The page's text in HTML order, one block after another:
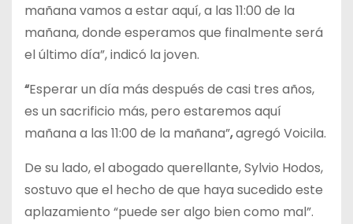
mañana vamos a estar aquí, a las 11:00 de la
mañana, donde esperamos que finalmente será
el último día”, indicó la joven.
“Esperar un día más después de casi tres años,
es un sacrificio más, pero estaremos aquí
mañana a las 11:00 de la mañana”,agregó Voicila.
De su lado, el abogado querellante, Sylvio Hodos,
sostuvo que el hecho de que haya sucedido este
aplazamiento “puede ser algo bien como mal”.